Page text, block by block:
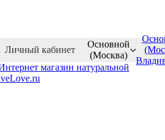
Личный кабинет
Основной
(Москва)